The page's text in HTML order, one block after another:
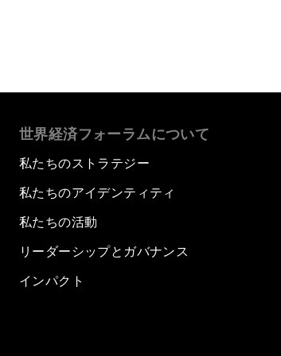
世界経済フォーラムについて
私たちのストラテジー
私たちのアイデンティティ
私たちの活動
リーダーシップとガバナンス
インパクト